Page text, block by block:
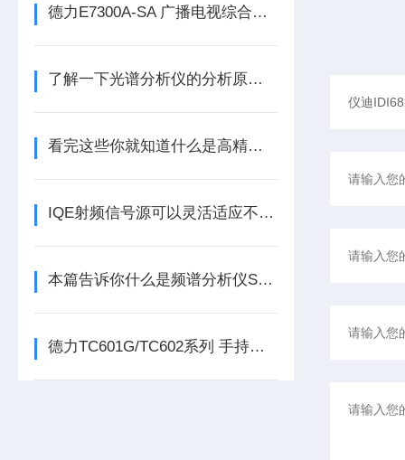
德力E7300A-SA 广播电视综合测试仪（300kHz~3GHz）
了解一下光谱分析仪的分析原理及过程吧
看完这些你就知道什么是高精度耐压测试仪了
IQE射频信号源可以灵活适应不同的工作环境
本篇告诉你什么是频谱分析仪SSA3032X
德力TC601G/TC602系列 手持式千兆以太网测试分析仪